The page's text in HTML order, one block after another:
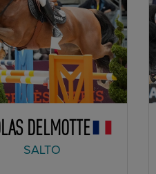
DELMOTTE
SALTO